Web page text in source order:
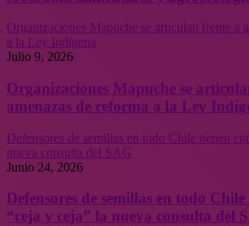
Organizaciones Mapuche se articulan frente a
a la Ley Indígena
Julio 9, 2026
Organizaciones Mapuche se
amenazas de reforma a la Ley
Defensores de semillas en todo Chile tienen
nueva consulta del SAG
Junio 24, 2026
Defensores de semillas en todo
“ceja y ceja” la nueva consulta del